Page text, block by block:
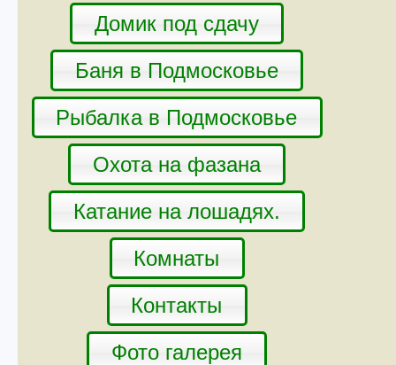
Домик под сдачу
Баня в Подмосковье
Рыбалка в Подмосковье
Охота на фазана
Катание на лошадях.
Комнаты
Контакты
Фото галерея